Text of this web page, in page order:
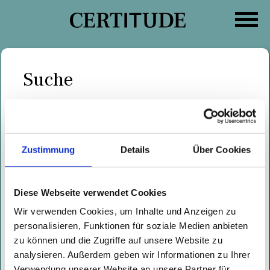
Zustimmung Details Über Cookies
Diese Webseite verwendet Cookies
Wir verwenden Cookies, um Inhalte und Anzeigen zu
personalisieren, Funktionen für soziale Medien anbieten
zu können und die Zugriffe auf unsere Website zu
analysieren. Außerdem geben wir Informationen zu Ihrer
Suche
Citrix ADC & Citrix Gateway
Schwachstelle CVE-2020-8300
09.06.2021
Update: Details zu dieser
Schwachstelle finden sich hier:
https://certitude.consulting/blog